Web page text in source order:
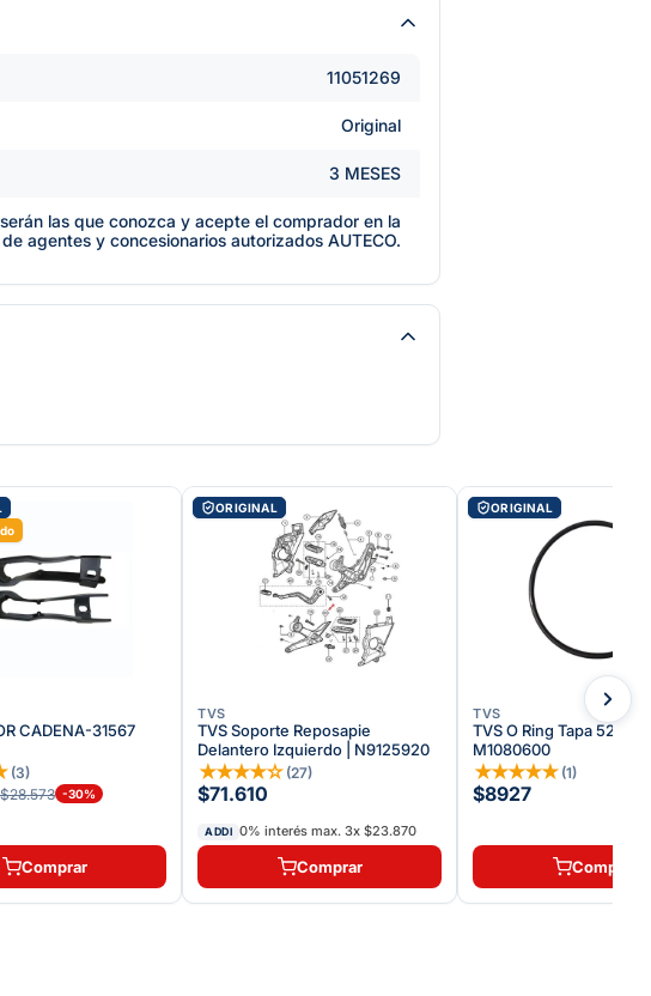
11051269
Original
3 MESES
las que conozca y acepte el comprador en la
agentes y concesionarios autorizados AUTECO.
CADENA-31567
(3)
$28.573 -30%
Comprar
ORIGINAL
TVS
TVS Soporte Reposapie
Delantero Izquierdo | N9125920
★★★★☆ (27)
$71.610
ADDI 0% interés max. 3x $23.870
Comprar
ORIGINAL
TVS
TVS O Ring Tapa
M1080600
★★★★★ (1)
$8927
Comprar